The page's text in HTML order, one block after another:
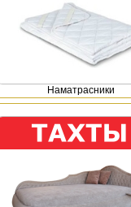
Наматрасники